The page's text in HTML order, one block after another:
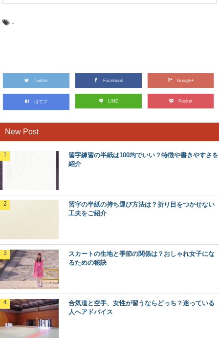
-
Twitter Facebook Google+
はてブ LINE Pocket
New Post
習字練習の半紙は100均でいい？特徴や書きやすさを
紹介
習字の半紙の持ち運び方法は？折り目をつかせない
工夫をご紹介
スカートの生地と季節の関係は？おしゃれ女子にな
るための秘訣
合気道と空手、女性が習うならどっち？迷っている
人へアドバイス